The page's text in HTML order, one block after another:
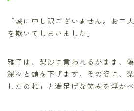
「誠に申し訳ございません。お二
を欺いてしまいました」
雅子は、梨沙に言われるがまま、
深々と頭を下げます。その姿に、
したのね」と満足げな笑みを浮かべ